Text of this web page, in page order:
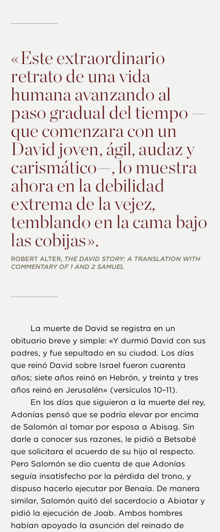
«Este extraordinario
retrato de una vida
humana avanzando al
paso gradual del tiempo —
que comenzara con un
David joven, ágil, audaz y
carismático—, lo muestra
ahora en la debilidad
extrema de la vejez,
temblando en la cama bajo
las cobijas».
ROBERT ALTER, THE DAVID STORY: A TRANSLATION WITH
COMMENTARY OF 1 AND 2 SAMUEL
La muerte de David se registra en un
obituario breve y simple: «Y durmió David con sus
padres, y fue sepultado en su ciudad. Los días
que reinó David sobre Israel fueron cuarenta
años; siete años reinó en Hebrón, y treinta y tres
años reinó en Jerusalén» (versículos 10–11).
En los días que siguieron a la muerte del rey,
Adonías pensó que se podría elevar por encima
de Salomón al tomar por esposa a Abisag. Sin
darle a conocer sus razones, le pidió a Betsabé
que solicitara el acuerdo de su hijo al respecto.
Pero Salomón se dio cuenta de que Adonías
seguía insatisfecho por la pérdida del trono, y
dispuso hacerlo ejecutar por Benaía. De manera
similar, Salomón quitó del sacerdocio a Abiatar y
pidió la ejecución de Joab. Ambos hombres
habían apoyado la asunción del reinado de